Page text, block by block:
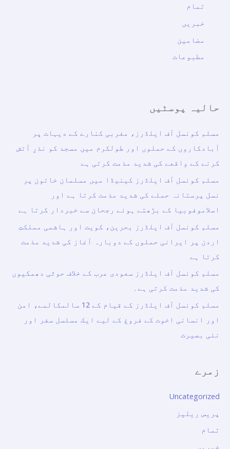
تمام
خبریں
مضامین
مطبوعات
حالیہ پوسٹیں
مسلم کونسل آف ایلڈرز، مغربی کنارے کے دیہات پر
آبادکاروں کے حملوں اور طولکرم میں مسجد کو نذرِ آتش
کرنے کے واقعے کی شدید مذمت کرتی ہے
مسلم کونسل آف ایلڈرز کینیڈا میں مسلمان خاتون پر
نسل پرستانہ حملے کی شدید مذمت کرتا ہے اور
اسلاموفوبیا کے بڑھتے ہوئے رجحان سے خبردار کرتا ہے
مسلم کونسل آف ایلڈرز بحرین، کویت اور ہاشمی مملکتِ
اردن پر ایرانی حملوں کے دوبارہ آغاز کی شدید مذمت
کرتا ہے
مسلم کونسل آف ایلڈرز سعودی عرب کے خلاف حوثی دھمکیوں
کی شدید مذمت کرتی ہے۔
مسلم کونسل آف ایلڈرز کے قیام کے 12 سالمکالمے، امن
اور انسانی اخوت کے فروغ کے لیے ایک مسلسل سفر اور
نئی بصیرت
زمرے
Uncategorized
پریس ریلیز
تمام
خبریں